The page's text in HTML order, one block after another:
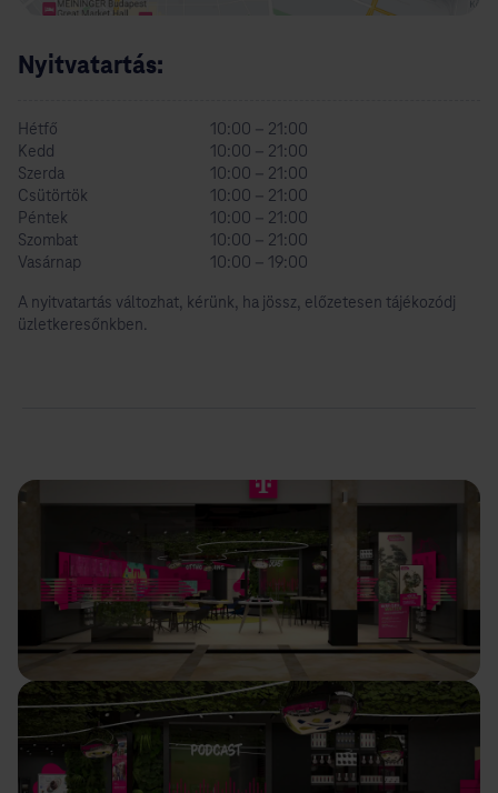
Nyitvatartás:
Hétfő
10:00 – 21:00
Kedd
10:00 – 21:00
Szerda
10:00 – 21:00
Csütörtök
10:00 – 21:00
Péntek
10:00 – 21:00
Szombat
10:00 – 21:00
Vasárnap
10:00 – 19:00
A nyitvatartás változhat, kérünk, ha jössz, előzetesen tájékozódj
üzletkeresőnkben.